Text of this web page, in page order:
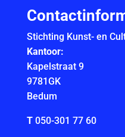
Stichting Kunst- en
Kantoor:
Kapelstraat 9
9781GK
Bedum
T 050-301 77 60